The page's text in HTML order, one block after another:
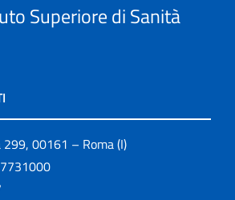
Superiore di Sanità
299, 00161 – Roma (I)